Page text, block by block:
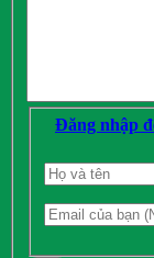
Đăng nhập